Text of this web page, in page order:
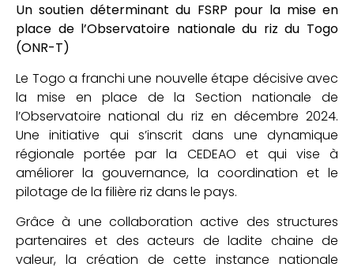
Un soutien déterminant du FSRP pour la mise en
place de l’Observatoire nationale du riz du Togo
(ONR-T)
Le Togo a franchi une nouvelle étape décisive avec
la mise en place de la Section nationale de
l’Observatoire national du riz en décembre 2024.
Une initiative qui s’inscrit dans une dynamique
régionale portée par la CEDEAO et qui vise à
améliorer la gouvernance, la coordination et le
pilotage de la filière riz dans le pays.
Grâce à une collaboration active des structures
partenaires et des acteurs de ladite chaine de
valeur, la création de cette instance nationale